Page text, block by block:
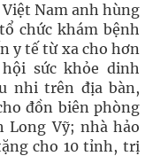
Nam anh hùng
chức khám bệnh
y tế từ xa cho hơn
sức khỏe dinh
nhi trên địa bàn,
đồn biên phòng
Long Vỹ; nhà hảo
cho 10 tỉnh, trị